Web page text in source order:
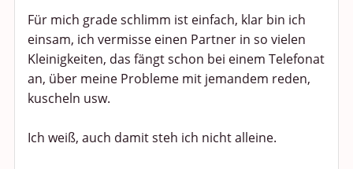
Archiv
Für mich grade schlimm ist einfach, klar bin ich
einsam, ich vermisse einen Partner in so vielen
Kleinigkeiten, das fängt schon bei einem Telefonat
an, über meine Probleme mit jemandem reden,
kuscheln usw.
Ich weiß, auch damit steh ich nicht alleine.